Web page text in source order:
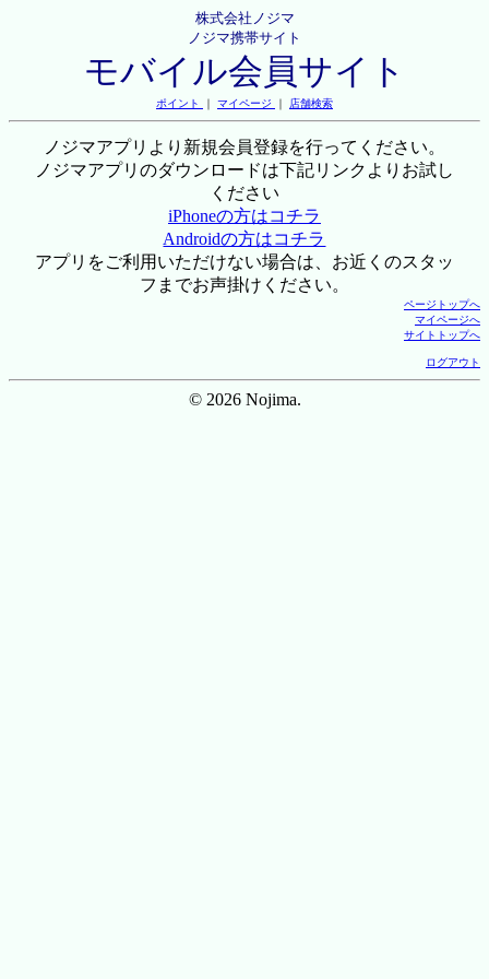
株式会社ノジマ
ノジマ携帯サイト
モバイル会員サイト
ポイント ｜ マイページ ｜ 店舗検索
ノジマアプリより新規会員登録を行ってください。
ノジマアプリのダウンロードは下記リンクよりお試し
ください
iPhoneの方はコチラ
Androidの方はコチラ
アプリをご利用いただけない場合は、お近くのスタッ
フまでお声掛けください。
ページトップへ
マイページへ
サイトトップへ
ログアウト
© 2026 Nojima.